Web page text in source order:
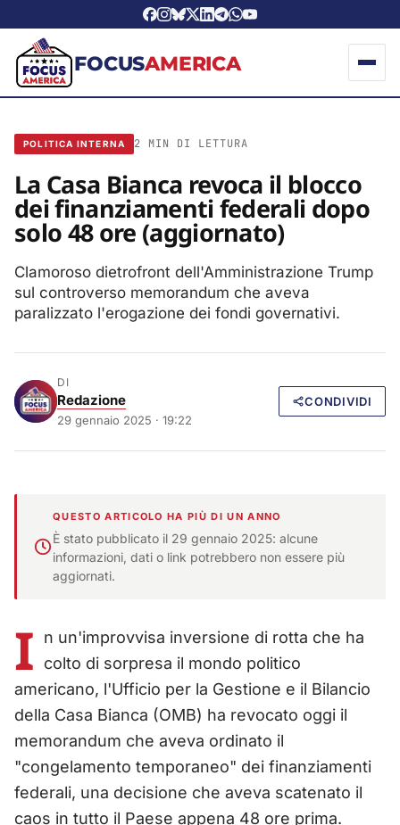
FOCUSAMERICA
POLITICA INTERNA 2 MIN DI LETTURA
La Casa Bianca revoca il blocco
dei finanziamenti federali dopo
solo 48 ore (aggiornato)
Clamoroso dietrofront dell'Amministrazione Trump
sul controverso memorandum che aveva
paralizzato l'erogazione dei fondi governativi.
DI
Redazione
29 gennaio 2025 · 19:22
CONDIVIDI
QUESTO ARTICOLO HA PIÙ DI UN ANNO
È stato pubblicato il 29 gennaio 2025: alcune
informazioni, dati o link potrebbero non essere più
aggiornati.
I
n un'improvvisa inversione di rotta che ha
colto di sorpresa il mondo politico
americano, l'Ufficio per la Gestione e il Bilancio
della Casa Bianca (OMB) ha revocato oggi il
memorandum che aveva ordinato il
"congelamento temporaneo" dei finanziamenti
federali, una decisione che aveva scatenato il
caos in tutto il Paese appena 48 ore prima.